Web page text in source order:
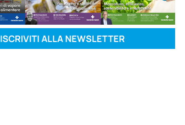
ISCRIVITI ALLA NEWSLETTER